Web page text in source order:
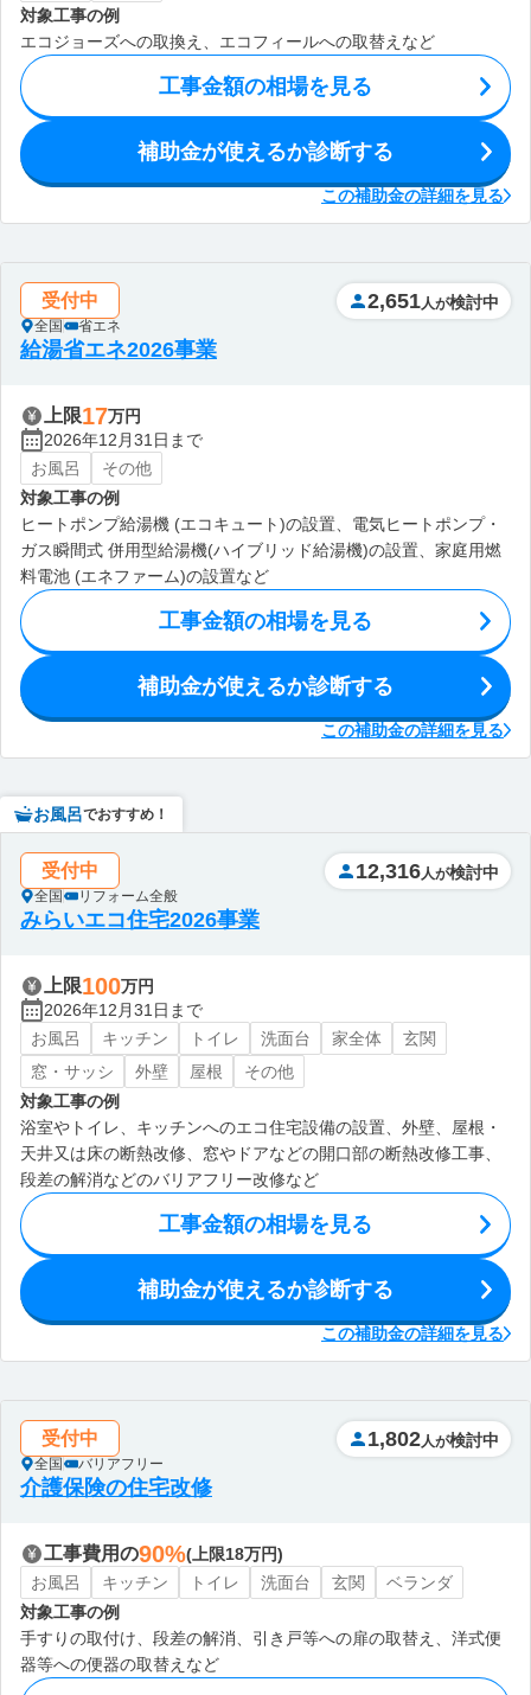
対象工事の例
エコジョーズへの取換え、エコフィールへの取替えなど
工事金額の相場を見る
補助金が使えるか診断する
この補助金の詳細を見る
受付中
全国 省エネ
2,651 人が検討中
給湯省エネ2026事業
上限17万円
2026年12月31日まで
お風呂
その他
対象工事の例
ヒートポンプ給湯機 (エコキュート)の設置、電気ヒートポンプ・
ガス瞬間式 併用型給湯機(ハイブリッド給湯機)の設置、家庭用燃
料電池 (エネファーム)の設置など
工事金額の相場を見る
補助金が使えるか診断する
この補助金の詳細を見る
お風呂でおすすめ！
受付中
全国 リフォーム全般
12,316 人が検討中
みらいエコ住宅2026事業
上限100万円
2026年12月31日まで
お風呂
キッチン トイレ 洗面台 家全体
玄関
窓・サッシ
外壁 屋根
その他
対象工事の例
浴室やトイレ、キッチンへのエコ住宅設備の設置、外壁、屋根・
天井又は床の断熱改修、窓やドアなどの開口部の断熱改修工事、
段差の解消などのバリアフリー改修など
工事金額の相場を見る
補助金が使えるか診断する
この補助金の詳細を見る
受付中
全国 バリアフリー
1,802 人が検討中
介護保険の住宅改修
工事費用の90%(上限18万円)
お風呂
キッチン トイレ 洗面台 玄関
ベランダ
対象工事の例
手すりの取付け、段差の解消、引き戸等への扉の取替え、洋式便
器等への便器の取替えなど